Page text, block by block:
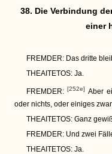
38. Die Verbindung
einer
FREMDER: Das dritte
THEAITETOS: Ja.
FREMDER: [252e] Aber
oder nichts, oder einiges
THEAITETOS: Ganz
FREMDER: Und zwei
THEAITETOS: Ja.